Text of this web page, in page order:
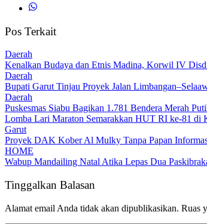
Pos Terkait
Daerah
Kenalkan Budaya dan Etnis Madina, Korwil IV
Daerah
Bupati Garut Tinjau Proyek Jalan
Daerah
Puskesmas Siabu Bagikan 1.781 Bendera Merah
Lomba Lari Maraton Semarakkan HUT RI ke-81 di
Garut
Proyek DAK Kober Al Mulky Tanpa Papan
HOME
Wabup Mandailing Natal Atika Lepas Dua
Tinggalkan Balasan
Alamat email Anda tidak akan dipublikasikan. Ruas